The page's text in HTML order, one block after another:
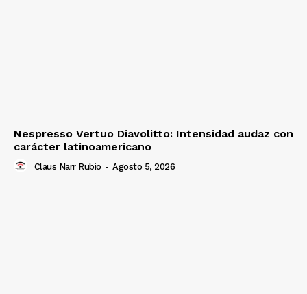
Nespresso Vertuo Diavolitto: Intensidad audaz con
carácter latinoamericano
Claus Narr Rubio - Agosto 5, 2026